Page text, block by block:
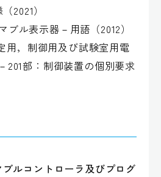
2021）
ル表示器－用語（2012）
，制御用及び試験室用電
部：制御装置の個別要求
ルコントローラ及びプログ